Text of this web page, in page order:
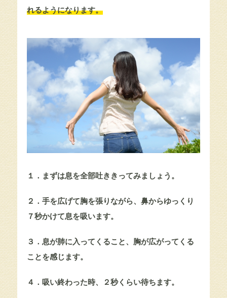
れるようになります。
１．まずは息を全部吐ききってみましょう。
２．手を広げて胸を張りながら、鼻からゆっくり
７秒かけて息を吸います。
３．息が肺に入ってくること、胸が広がってくる
ことを感じます。
４．吸い終わった時、２秒くらい待ちます。